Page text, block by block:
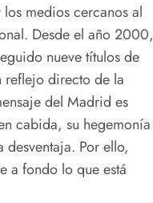
medios cercanos al
Desde el año 2000,
nueve títulos de
reflejo directo de la
del Madrid es
cabida, su hegemonía
Por ello,
a fondo lo que está